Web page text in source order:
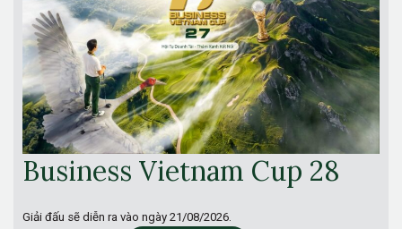
Business Vietnam Cup 28
Giải đấu sẽ diễn ra vào ngày 21/08/2026.